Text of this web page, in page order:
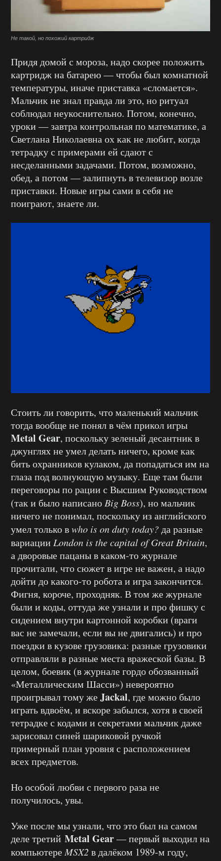
Не такой, но похожий картридж
Придя домой с мороза, надо скорее положить
картридж на батарею — чтобы был комнатной
температуры, иначе приставка «сломается».
Мальчик не знал правда ли это, но ритуал
соблюдал неукоснительно. Потом, конечно,
уроки — завтра контрольная по математике, а
Светлана Николаевна ох как не любит, когда
тетрадку с примерами ей сдают с
несделанными задачами. Потом, возможно,
обед, а потом — залипнуть в телевизор возле
приставки. Новые игры сами в себя не
поиграют, знаете ли.
Стоить ли говорить, что маленький мальчик
тогда вообще не понял в чём прикол игры
Metal Gear, поскольку зеленый десантник в
джунглях не умел делать ничего, кроме как
бить охранников кулаком, да попадаться им на
глаза под волнующую музыку. Еще там были
переговоры по рации с Высшим Руководством
(так и было написаноBig Boss), но мальчик
ничего не понимал, поскольку из английского
умел только вwho is on duty today?да разные
вариации London is the capital of Great Britain,
а дворовые пацаны в каком-то журнале
прочитали, что сюжет в игре не важен, а надо
дойти до какого-то робота и игра закончится.
Фигня, короче, проходняк. В том же журнале
были и коды, оттуда же узнали и про фишку с
сидением внутри картонной коробки (враги
вас не замечали, если вы не двигались) и про
поездки в кузове грузовика: разные грузовики
отправляли в разные места вражеской базы. В
целом, боевик (в журнале гордо обозванный
«Металлическим Шасси») невероятно
проигрывал тому жеJackal, где можно было
играть вдвоём, и вскоре забылся, хотя в своей
тетрадке с кодами и секретами мальчик даже
зарисовал синей шариковой ручкой
примерный план уровня с расположением
всех предметов.
Но особой любви с первого раза не
получилось, увы.
Уже после мы узнали, что это был на самом
деле третий Metal Gear— первый выходил на
компьютереMSX2 в далёком 1989-м году,